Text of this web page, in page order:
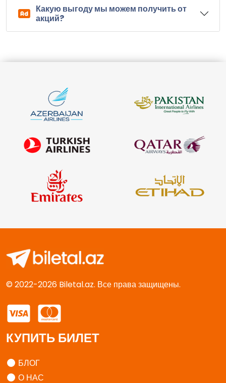
Какую выгоду мы можем получить от
акций?
© 2022-2026 Biletal.az. Все права защищены.
КУПИТЬ БИЛЕТ
БЛОГ
О НАС